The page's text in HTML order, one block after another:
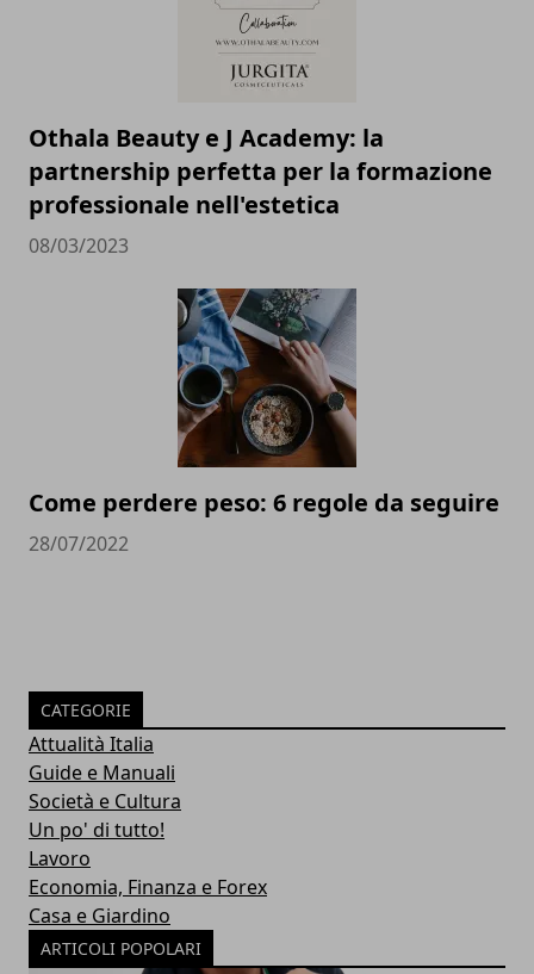
Othala Beauty e J Academy: la
partnership perfetta per la formazione
professionale nell'estetica
08/03/2023
Come perdere peso: 6 regole da seguire
28/07/2022
CATEGORIE
Attualità Italia
Guide e Manuali
Società e Cultura
Un po' di tutto!
Lavoro
Economia, Finanza e Forex
Casa e Giardino
ARTICOLI POPOLARI